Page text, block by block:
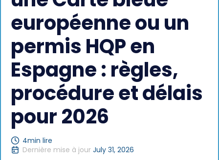
européenne ou un
permis HQP en
Espagne : règles,
procédure et délais
pour 2026
4min lire
Dernière mise à jour July 31, 2026